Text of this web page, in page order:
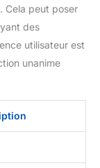
dans le
aiguilles
Cela peut poser
des
utilisateur est
unanime